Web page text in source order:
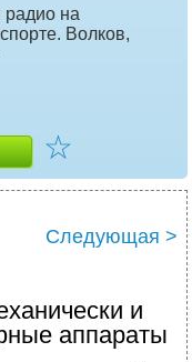
радио на
Волков,
☆
Следующая >
и
аппараты